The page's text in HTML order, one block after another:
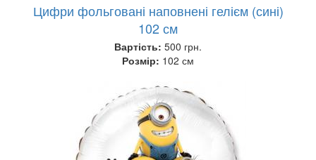
Цифри фольговані наповнені гелієм (сині)
102 см
Вартість: 500 грн.
Розмір: 102 см